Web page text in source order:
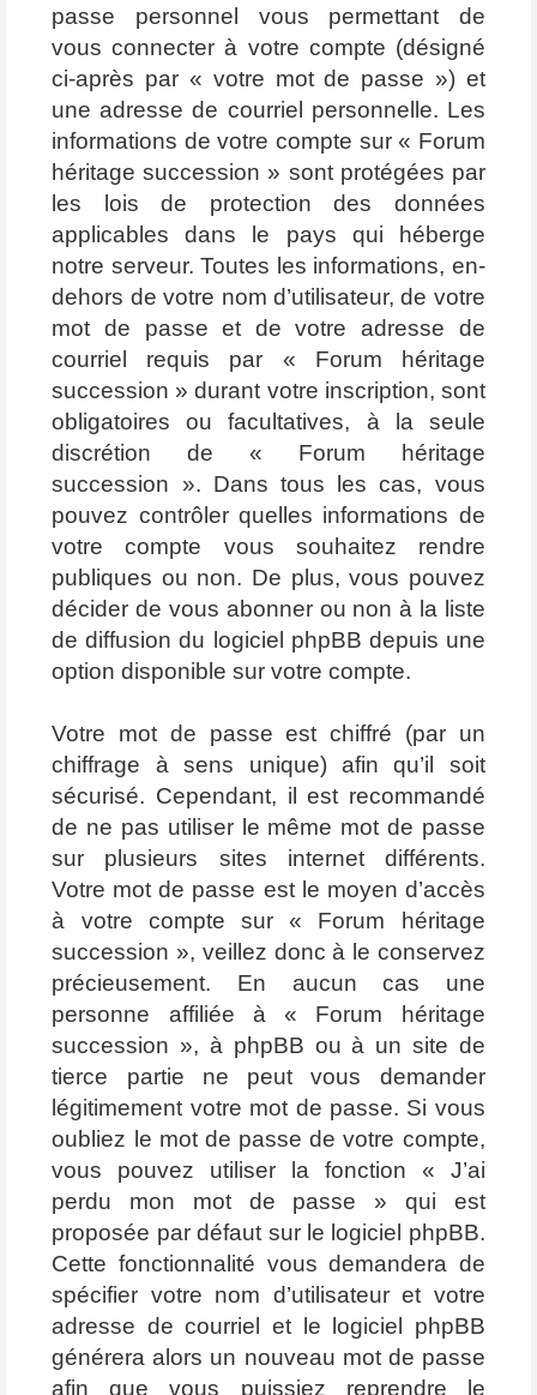
passe personnel vous permettant de
vous connecter à votre compte (désigné
ci-après par « votre mot de passe ») et
une adresse de courriel personnelle. Les
informations de votre compte sur « Forum
héritage succession » sont protégées par
les lois de protection des données
applicables dans le pays qui héberge
notre serveur. Toutes les informations, en-
dehors de votre nom d’utilisateur, de votre
mot de passe et de votre adresse de
courriel requis par « Forum héritage
succession » durant votre inscription, sont
obligatoires ou facultatives, à la seule
discrétion de « Forum héritage
succession ». Dans tous les cas, vous
pouvez contrôler quelles informations de
votre compte vous souhaitez rendre
publiques ou non. De plus, vous pouvez
décider de vous abonner ou non à la liste
de diffusion du logiciel phpBB depuis une
option disponible sur votre compte.
Votre mot de passe est chiffré (par un
chiffrage à sens unique) afin qu’il soit
sécurisé. Cependant, il est recommandé
de ne pas utiliser le même mot de passe
sur plusieurs sites internet différents.
Votre mot de passe est le moyen d’accès
à votre compte sur « Forum héritage
succession », veillez donc à le conservez
précieusement. En aucun cas une
personne affiliée à « Forum héritage
succession », à phpBB ou à un site de
tierce partie ne peut vous demander
légitimement votre mot de passe. Si vous
oubliez le mot de passe de votre compte,
vous pouvez utiliser la fonction « J’ai
perdu mon mot de passe » qui est
proposée par défaut sur le logiciel phpBB.
Cette fonctionnalité vous demandera de
spécifier votre nom d’utilisateur et votre
adresse de courriel et le logiciel phpBB
générera alors un nouveau mot de passe
afin que vous puissiez reprendre le